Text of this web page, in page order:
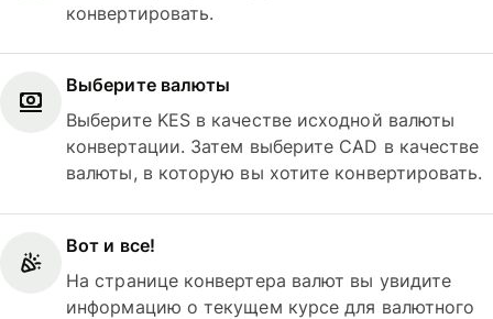
конвертировать.
Выберите валюты
Выберите KES в качестве исходной валюты
конвертации. Затем выберите CAD в качестве
валюты, в которую вы хотите конвертировать.
Вот и все!
На странице конвертера валют вы увидите
информацию о текущем курсе для валютного